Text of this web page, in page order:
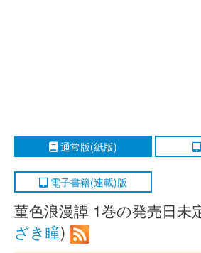
通常版(紙版)
電子書籍(連載)版
菫色浪漫譚 1巻の発売日未
ざき瞳)